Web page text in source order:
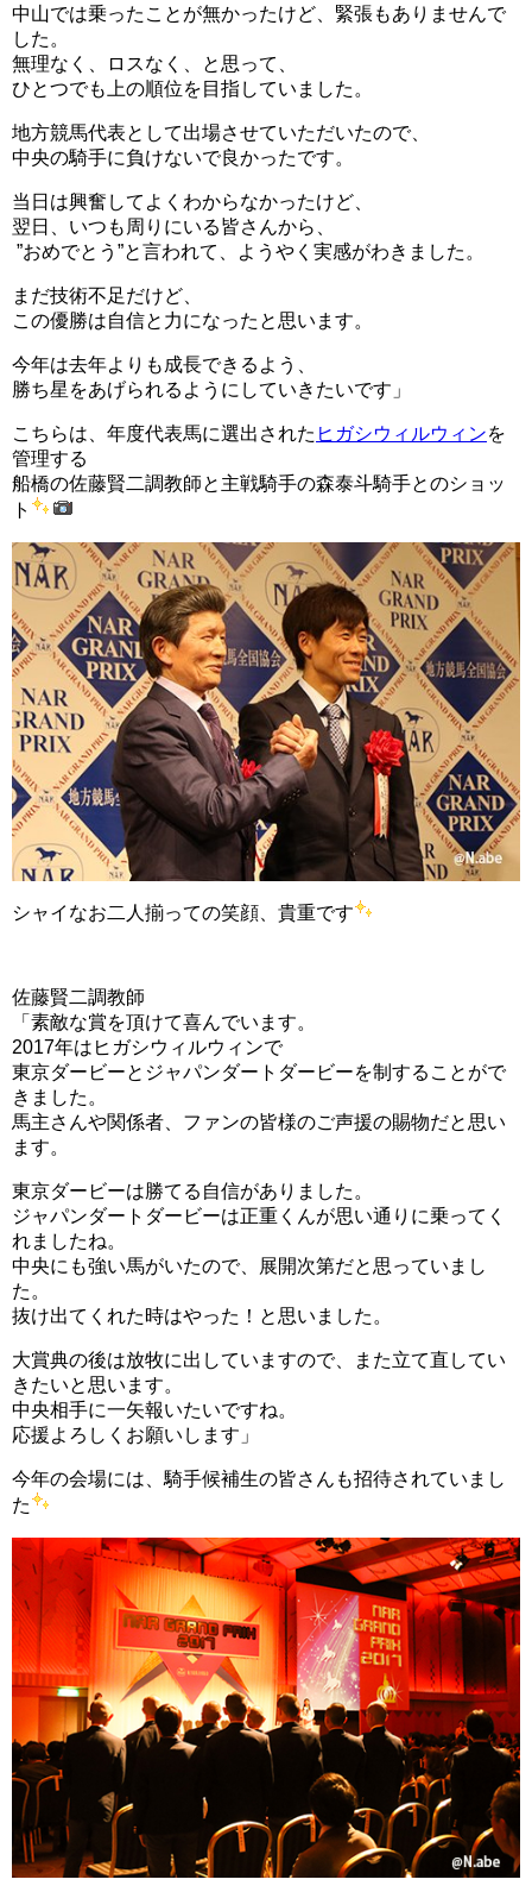
中山では乗ったことが無かったけど、緊張もありませんで
した。
無理なく、ロスなく、と思って、
ひとつでも上の順位を目指していました。
地方競馬代表として出場させていただいたので、
中央の騎手に負けないで良かったです。
当日は興奮してよくわからなかったけど、
翌日、いつも周りにいる皆さんから、
”おめでとう”と言われて、ようやく実感がわきました。
まだ技術不足だけど、
この優勝は自信と力になったと思います。
今年は去年よりも成長できるよう、
勝ち星をあげられるようにしていきたいです」
こちらは、年度代表馬に選出された ヒガシウィルウィンを
管理する
船橋の佐藤賢二調教師と主戦騎手の森泰斗騎手とのショッ
ト
シャイなお二人揃っての笑顔、貴重です
佐藤賢二調教師
「素敵な賞を頂けて喜んでいます。
2017年はヒガシウィルウィンで
東京ダービーとジャパンダートダービーを制することがで
きました。
馬主さんや関係者、ファンの皆様のご声援の賜物だと思い
ます。
東京ダービーは勝てる自信がありました。
ジャパンダートダービーは正重くんが思い通りに乗ってく
れましたね。
中央にも強い馬がいたので、展開次第だと思っていまし
た。
抜け出てくれた時はやった！と思いました。
大賞典の後は放牧に出していますので、また立て直してい
きたいと思います。
中央相手に一矢報いたいですね。
応援よろしくお願いします」
今年の会場には、騎手候補生の皆さんも招待されていまし
た